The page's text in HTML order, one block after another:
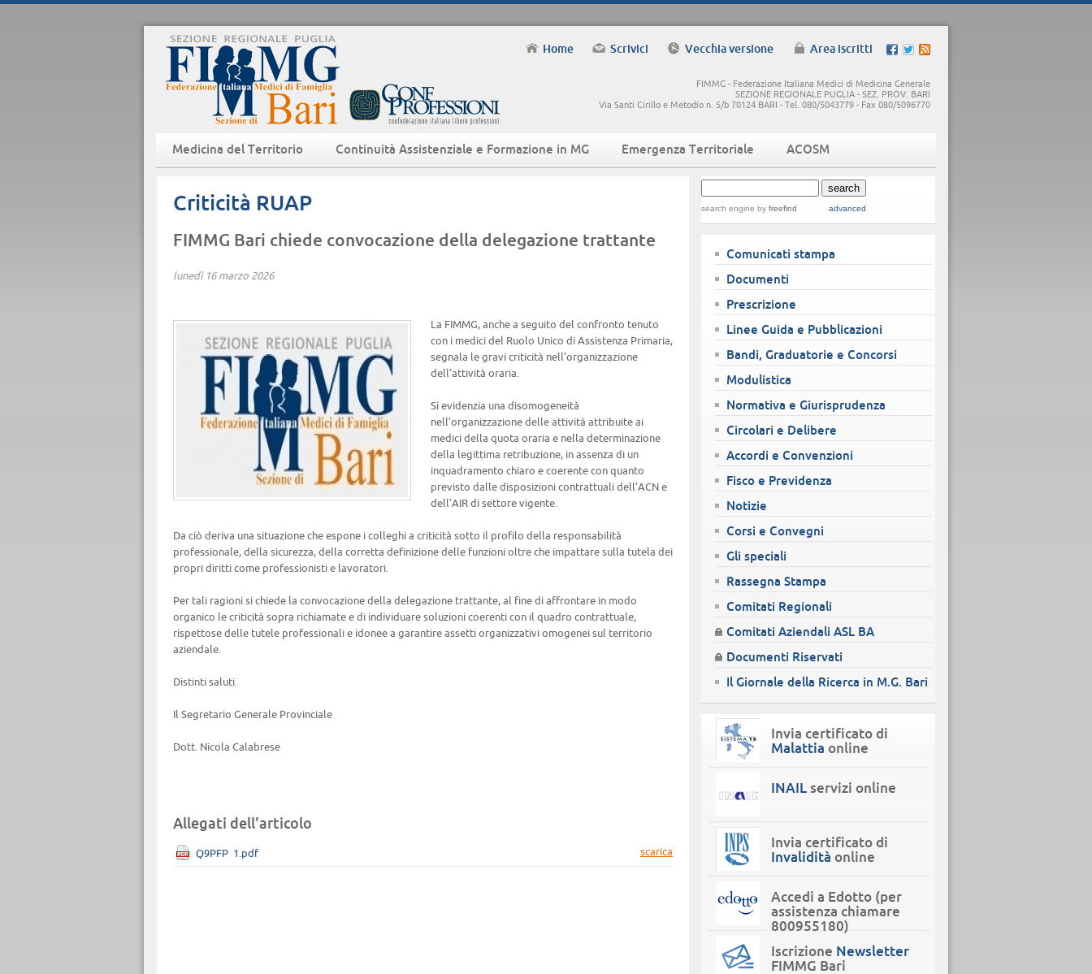
Home Scrivici Vecchia versione Area iscritti
Medicina del Territorio Continuità Assistenziale e Formazione in MG Emergenza Territoriale ACOSM
FIMMG - Federazione Italiana Medici di Medicina Generale
SEZIONE REGIONALE PUGLIA - SEZ. PROV. BARI
Via Santi Cirillo e Metodio n. 5/b 70124 BARI - Tel. 080/5043779 - Fax 080/5096770
search engine by freefind advanced
Comunicati stampa
Documenti
Prescrizione
Linee Guida e Pubblicazioni
Bandi, Graduatorie e Concorsi
Modulistica
Normativa e Giurisprudenza
Circolari e Delibere
Accordi e Convenzioni
Fisco e Previdenza
Notizie
Corsi e Convegni
Gli speciali
Rassegna Stampa
Comitati Regionali
Comitati Aziendali ASL BA
Documenti Riservati
Il Giornale della Ricerca in M.G. Bari
Invia certificato di
Malattia online
INAIL servizi online
Invia certificato di
Invalidità online
Accedi a Edotto (per
assistenza chiamare
800955180)
Iscrizione Newsletter
FIMMG Bari
Criticità RUAP
FIMMG Bari chiede convocazione della delegazione trattante
lunedì 16 marzo 2026
La FIMMG, anche a seguito del confronto tenuto
con i medici del Ruolo Unico di Assistenza Primaria,
segnala le gravi criticità nell’organizzazione
dell’attività oraria.
Si evidenzia una disomogeneità
nell’organizzazione delle attività attribuite ai
medici della quota oraria e nella determinazione
della legittima retribuzione, in assenza di un
inquadramento chiaro e coerente con quanto
previsto dalle disposizioni contrattuali dell’ACN e
dell’AIR di settore vigente.
Da ciò deriva una situazione che espone i colleghi a criticità sotto il profilo della responsabilità
professionale, della sicurezza, della corretta definizione delle funzioni oltre che impattare sulla tutela dei
propri diritti come professionisti e lavoratori.
Per tali ragioni si chiede la convocazione della delegazione trattante, al fine di affrontare in modo
organico le criticità sopra richiamate e di individuare soluzioni coerenti con il quadro contrattuale,
rispettose delle tutele professionali e idonee a garantire assetti organizzativi omogenei sul territorio
aziendale.
Distinti saluti.
Il Segretario Generale Provinciale
Dott. Nicola Calabrese
Allegati dell'articolo
Q9PFP_1.pdf scarica